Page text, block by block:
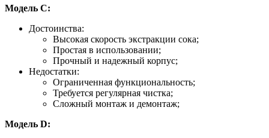
Модель C:
Достоинства:
Высокая скорость экстракции сока;
Простая в использовании;
Прочный и надежный корпус;
Недостатки:
Ограниченная функциональность;
Требуется регулярная чистка;
Сложный монтаж и демонтаж;
Модель D: